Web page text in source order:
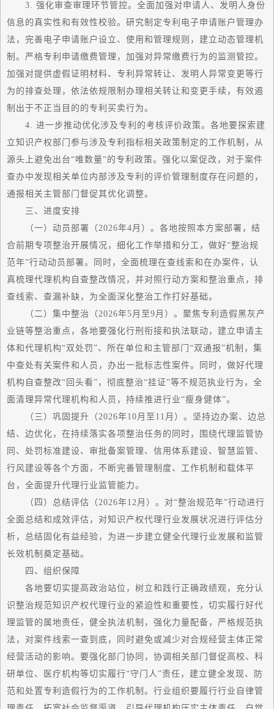
3. 强化审查审理环节管控。全面加强对申请人、发明人身份
信息的真实性和有效性校验。研究制定专利电子申请账户管理办
法，完善电子申请账户设立、使用和管理规则，建立动态管理机
制。严格专利申请缴费管理，加强对异常缴费行为的监测管控。
加强对提供虚假证明材料、专利异常转让、发明人异常变更等行
为的排查处理，依法依规限制办理相关转让和变更手续，有效遏
制出于不正当目的的专利买卖行为。
4. 进一步推动优化涉及专利的考核评价政策。各地要探索建
立知识产权部门参与涉及专利指标相关政策制定的工作机制，从
源头上避免出台“唯数量”的专利政策。强化以案促改，对于案件
查办中发现相关单位内部涉及专利的评价管理制度存在问题的，
通报相关主管部门督促其优化调整。
三、进度安排
（一）动员部署（2026年4月）。各地按照本方案部署，结
合前期专项整治开展情况，细化工作举措和分工，做好“整治规
范年”行动动员部署。同时，全面梳理在查线索和在办案件，认
真梳理代理机构自查整改情况，并对照行动方案和整治重点，排
查线索、查漏补缺，为全面深化整治工作打好基础。
（二）集中整治（2026年5月至9月）。聚焦专利造假黑灰产
业链等整治重点，各地要强化行刑衔接和执法联动，建立申请主
体和代理机构“双处罚”、所在单位和主管部门“双通报”机制，集
中查处有关案件和人员，办出一批标志性案件。同时，做好代理
机构自查整改“回头看”，彻底整治“挂证”等不规范执业行为，全
面清理异常代理机构和人员，持续推进行业“瘦身健体”。
（三）巩固提升（2026年10月至11月）。坚持边办案、边总
结、边优化，在持续落实各项整治任务的同时，围绕代理监管协
同、处罚标准建设、审批备案管理、信用体系建设、智慧监管、
行风建设等各个方面，不断完善管理制度、工作机制和载体平
台，全面提升代理行业监管能力。
（四）总结评估（2026年12月）。对“整治规范年”行动进行
全面总结和成效评估，对知识产权代理行业发展状况进行评估分
析，总结固化有益经验，为进一步建立健全代理行业发展和监管
长效机制奠定基础。
四、组织保障
各地要切实提高政治站位，树立和践行正确政绩观，充分认
识整治规范知识产权代理行业的紧迫性和重要性，切实履行好代
理监管的属地责任，健全执法机制，强化力量配备，严格规范执
法，对案件线索一查到底，同时避免或减少对合规经营主体正常
经营活动的影响。要强化部门协同，协调相关部门督促高校、科
研单位、医疗机构等切实履行“守门人”责任，建立健全发现、防
范和处置专利造假行为的工作机制。行业组织要履行行业自律管